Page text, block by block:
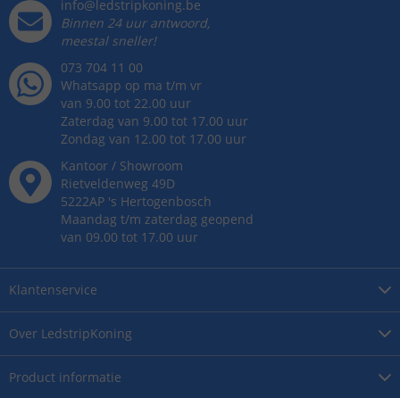
Over LedstripKoning
Product informatie
Klantenservice
info@ledstripkoning.be
Binnen 24 uur antwoord,
meestal sneller!
073 704 11 00
Whatsapp op ma t/m vr
van 9.00 tot 22.00 uur
Zaterdag van 9.00 tot 17.00 uur
Zondag van 12.00 tot 17.00 uur
Kantoor / Showroom
Rietveldenweg 49D
5222AP 's Hertogenbosch
Maandag t/m zaterdag geopend
van 09.00 tot 17.00 uur